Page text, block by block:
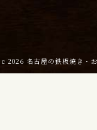
c 2026 名古屋の鉄板焼き・